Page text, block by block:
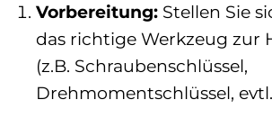
Vorbereitung:Stellen Sie
das richtige Werkzeug zur
(z.B. Schraubenschlüssel,
Drehmomentschlüssel,